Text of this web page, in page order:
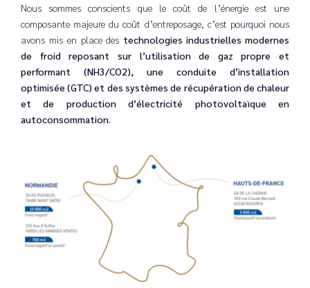
Nous sommes conscients que le coût de l’énergie est une
composante majeure du coût d’entreposage, c’est pourquoi nous
avons mis en place des technologies industrielles modernes
de froid reposant sur l’utilisation de gaz propre et
performant (NH3/CO2), une conduite d’installation
optimisée (GTC) et des systèmes de récupération de chaleur
et de production d’électricité photovoltaïque en
autoconsommation.